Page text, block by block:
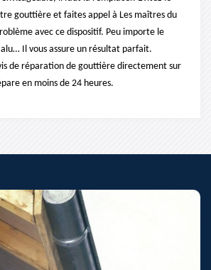
gouttière et faites appel à Les maîtres du
avec ce dispositif. Peu importe le
Il vous assure un résultat parfait.
de réparation de gouttière directement sur
en moins de 24 heures.